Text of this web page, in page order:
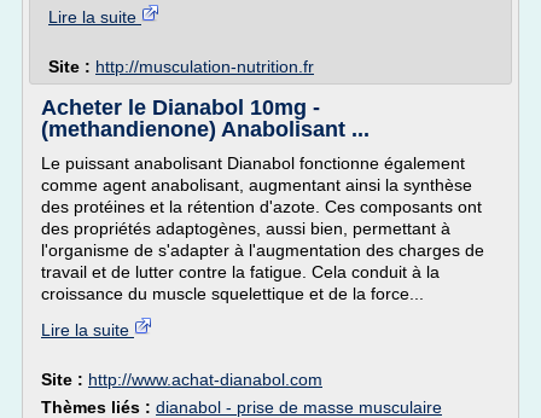
Lire la suite
Site : http://musculation-nutrition.fr
Acheter le Dianabol 10mg -
(methandienone) Anabolisant ...
Le puissant anabolisant Dianabol fonctionne également
comme agent anabolisant, augmentant ainsi la synthèse
des protéines et la rétention d'azote. Ces composants ont
des propriétés adaptogènes, aussi bien, permettant à
l'organisme de s'adapter à l'augmentation des charges de
travail et de lutter contre la fatigue. Cela conduit à la
croissance du muscle squelettique et de la force...
Lire la suite
Site : http://www.achat-dianabol.com
Thèmes liés : dianabol - prise de masse musculaire